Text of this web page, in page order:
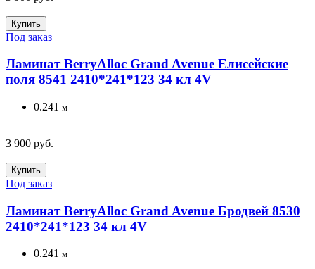
Купить
Под заказ
Ламинат BerryAlloc Grand Avenue Елисейские
поля 8541 2410*241*123 34 кл 4V
0.241 м
3 900 руб.
Купить
Под заказ
Ламинат BerryAlloc Grand Avenue Бродвей 8530
2410*241*123 34 кл 4V
0.241 м